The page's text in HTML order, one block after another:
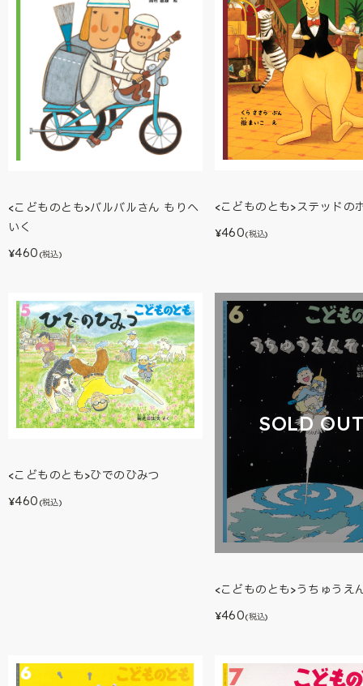
<こどものとも>バルバルさん もりへ
いく
¥460 (税込)
<こどものとも>ステッドの
¥460(税込)
<こどものとも>ひでのひみつ
¥460 (税込)
SOLD
<こどものとも>うちゅうえ
¥460(税込)